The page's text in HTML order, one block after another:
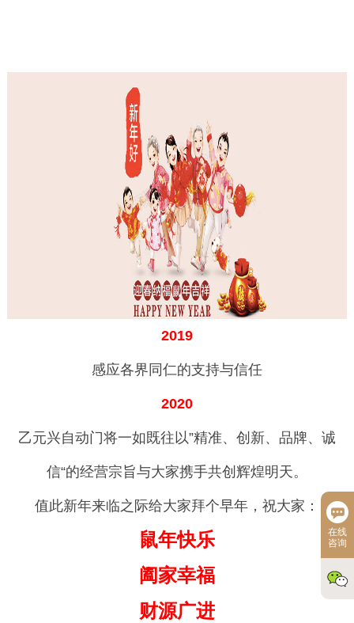
2019
感应各界同仁的支持与信任
2020
乙元兴自动门将一如既往以”精准、创新、品牌、诚
信“的经营宗旨与大家携手共创辉煌明天。
值此新年来临之际给大家拜个早年，祝大家：
鼠年快乐
阖家幸福
财源广进
在线
咨询